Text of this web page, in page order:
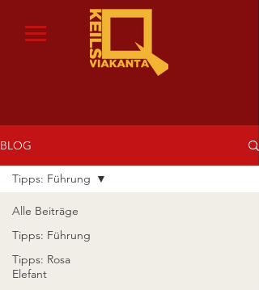
BLOG
Alle Beiträge
Tipps: Führung
Tipps: Rosa
Elefant
Tipps: Führung